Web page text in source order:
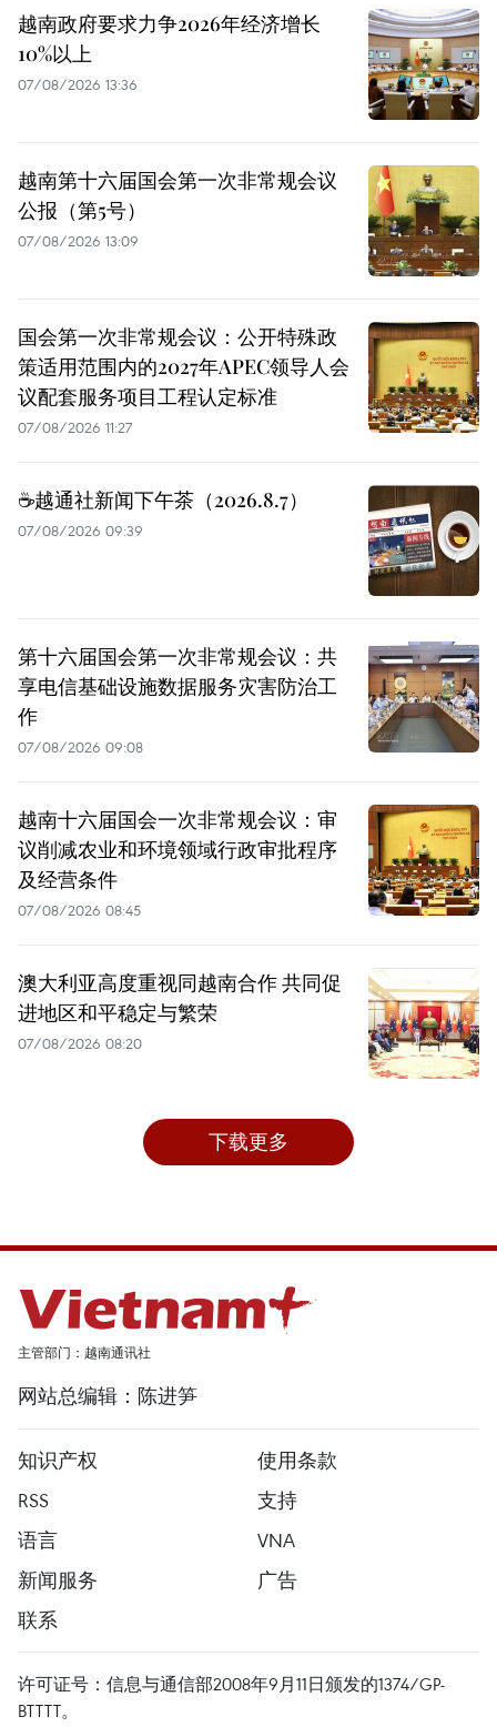
越南政府要求力争2026年经济增长
10%以上
07/08/2026 13:36
越南第十六届国会第一次非常规会议
公报（第5号）
07/08/2026 13:09
国会第一次非常规会议：公开特殊政
策适用范围内的2027年APEC领导人会
议配套服务项目工程认定标准
07/08/2026 11:27
☕️越通社新闻下午茶（2026.8.7）
07/08/2026 09:39
第十六届国会第一次非常规会议：共
享电信基础设施数据服务灾害防治工
作
07/08/2026 09:08
越南十六届国会一次非常规会议：审
议削减农业和环境领域行政审批程序
及经营条件
07/08/2026 08:45
澳大利亚高度重视同越南合作 共同促
进地区和平稳定与繁荣
07/08/2026 08:20
下载更多
主管部门：越南通讯社
网站总编辑：陈进笋
知识产权
使用条款
RSS
支持
语言
VNA
新闻服务
广告
联系
许可证号：信息与通信部2008年9月11日颁发的1374/GP-
BTTTT。